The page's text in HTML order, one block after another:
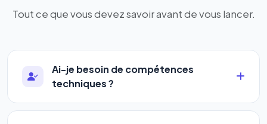
Tout ce que vous devez savoir avant de vous lancer.
Ai-je besoin de compétences
techniques ?
Absolument pas. Notre logiciel a été conçu pour